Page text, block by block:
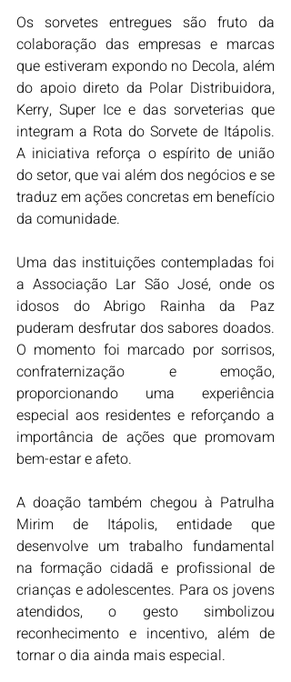
Os sorvetes entregues são fruto da
colaboração das empresas e marcas
que estiveram expondo no Decola, além
do apoio direto da Polar Distribuidora,
Kerry, Super Ice e das sorveterias que
integram a Rota do Sorvete de Itápolis.
A iniciativa reforça o espírito de união
do setor, que vai além dos negócios e se
traduz em ações concretas em benefício
da comunidade.
Uma das instituições contempladas foi
a Associação Lar São José, onde os
idosos do Abrigo Rainha da Paz
puderam desfrutar dos sabores doados.
O momento foi marcado por sorrisos,
confraternização e emoção,
proporcionando uma experiência
especial aos residentes e reforçando a
importância de ações que promovam
bem-estar e afeto.
A doação também chegou à Patrulha
Mirim de Itápolis, entidade que
desenvolve um trabalho fundamental
na formação cidadã e profissional de
crianças e adolescentes. Para os jovens
atendidos, o gesto simbolizou
reconhecimento e incentivo, além de
tornar o dia ainda mais especial.